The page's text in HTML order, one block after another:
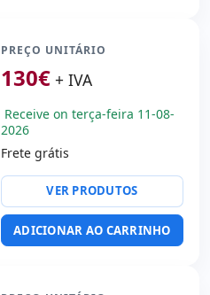
PREÇO UNITÁRIO
130€ + IVA
Receive on terça-feira 11-08-
2026
Frete grátis
VER PRODUTOS
ADICIONAR AO CARRINHO